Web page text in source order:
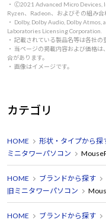
・ 🄫2021 Advanced Micro Devices,
Ryzen、Radeon、およびその組み合
・ Dolby, Dolby Audio, Dolby
Laboratories Licensing Corporation.
・ 記載されている製品名等は各社の
・ 当ページの掲載内容および価格
合があります。
・ 画像はイメージです。
カテゴリ
HOME 形状・タイプから探
ミニタワーパソコン
HOME ブランドから探す
旧ミニタワーパソコン
HOME ブランドから探す